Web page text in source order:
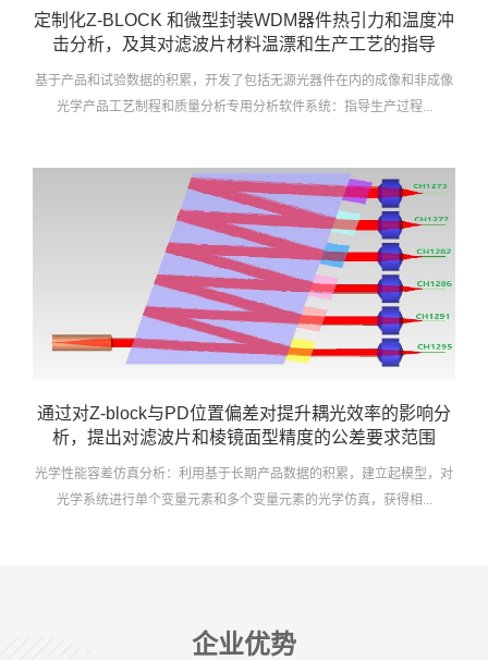
定制化Z-BLOCK 和微型封装WDM器件热引力和温度冲
击分析，及其对滤波片材料温漂和生产工艺的指导
基于产品和试验数据的积累，开发了包括无源光器件在内的成像和非成像
光学产品工艺制程和质量分析专用分析软件系统：指导生产过程...
通过对Z-block与PD位置偏差对提升耦光效率的影响分
析，提出对滤波片和棱镜面型精度的公差要求范围
光学性能容差仿真分析：利用基于长期产品数据的积累，建立起模型，对
光学系统进行单个变量元素和多个变量元素的光学仿真，获得相...
企业优势